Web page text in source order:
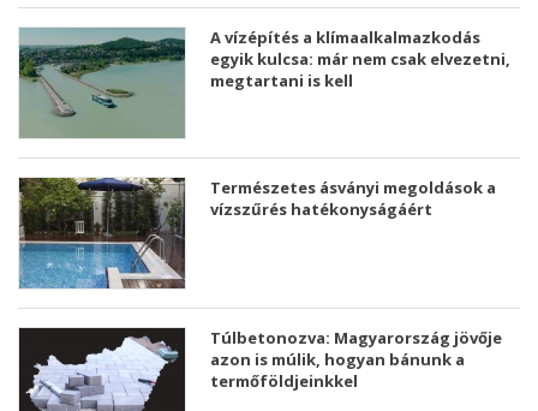
A vízépítés a klímaalkalmazkodás
egyik kulcsa: már nem csak elvezetni,
megtartani is kell
Természetes ásványi megoldások a
vízszűrés hatékonyságáért
Túlbetonozva: Magyarország jövője
azon is múlik, hogyan bánunk a
termőföldjeinkkel